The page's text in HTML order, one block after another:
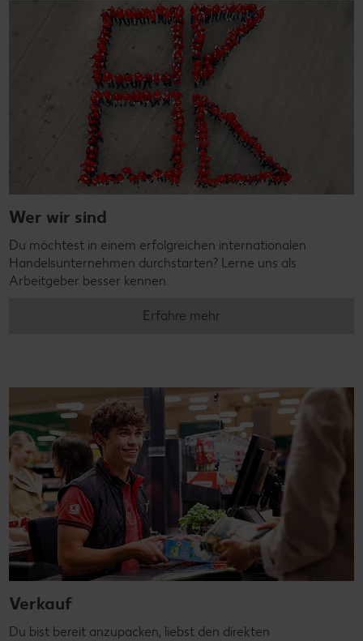
Wer wir sind
Du möchtest in einem erfolgreichen internationalen
Handelsunternehmen durchstarten? Lerne uns als
Arbeitgeber besser kennen.
Erfahre mehr
Verkauf
Du bist bereit anzupacken, liebst den direkten